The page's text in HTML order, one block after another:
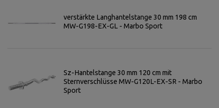
verstärkte Langhantelstange 30 mm 198 cm
MW-G198-EX-GL - Marbo Sport
Sz-Hantelstange 30 mm 120 cm mit
Sternverschlüsse MW-G120L-EX-SR - Marbo
Sport